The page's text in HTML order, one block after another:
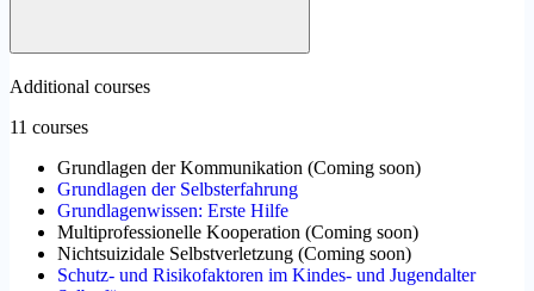
Additional courses
11 courses
Grundlagen der Kommunikation (Coming soon)
Grundlagen der Selbsterfahrung
Grundlagenwissen: Erste Hilfe
Multiprofessionelle Kooperation (Coming soon)
Nichtsuizidale Selbstverletzung (Coming soon)
Schutz- und Risikofaktoren im Kindes- und Jugendalter